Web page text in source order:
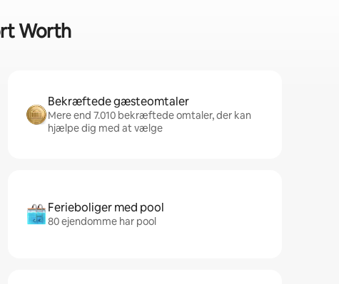
Worth
Bekræftede gæsteomtaler
Mere end 7.010 bekræftede omtaler, der kan
hjælpe dig med at vælge
Ferieboliger med pool
80 ejendomme har pool